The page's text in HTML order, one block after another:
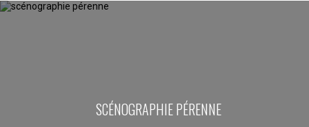
SCÉNOGRAPHIE PÉRENNE